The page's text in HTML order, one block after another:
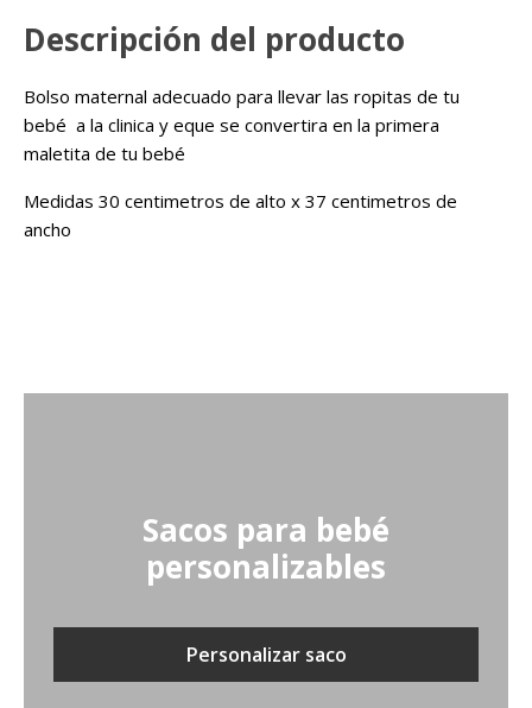
Descripción del producto
Bolso maternal adecuado para llevar las ropitas de tu
bebé a la clinica y eque se convertira en la primera
maletita de tu bebé
Medidas 30 centimetros de alto x 37 centimetros de
ancho
Sacos para bebé
personalizables
Personalizar saco